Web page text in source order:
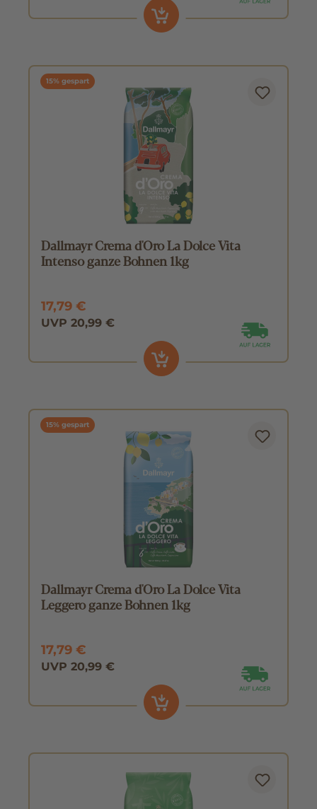
15% gespart
Dallmayr Crema d'Oro La Dolce Vita
Intenso ganze Bohnen 1kg
17,79 €
UVP 20,99 €
15% gespart
Dallmayr Crema d'Oro La Dolce Vita
Leggero ganze Bohnen 1kg
17,79 €
UVP 20,99 €